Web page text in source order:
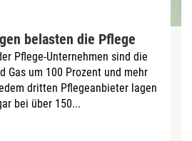
belasten die Pflege
Pflege-Unternehmen sind die
Gas um 100 Prozent und mehr
dritten Pflegeanbieter lagen
bei über 150...